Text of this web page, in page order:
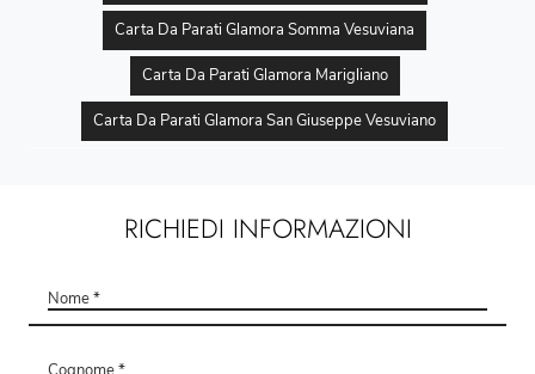
Carta Da Parati Glamora Somma Vesuviana
Carta Da Parati Glamora Marigliano
Carta Da Parati Glamora San Giuseppe Vesuviano
RICHIEDI INFORMAZIONI